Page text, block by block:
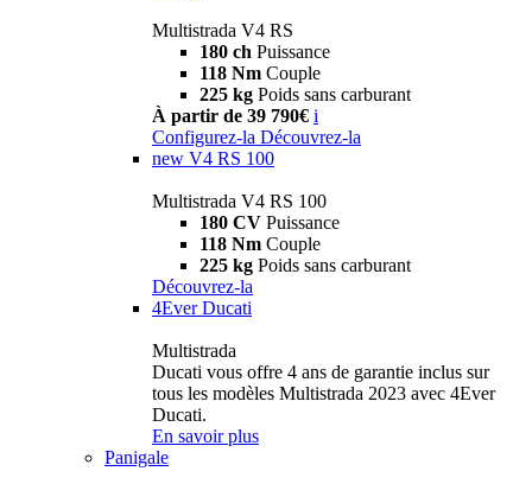
Multistrada V4 RS
180 ch Puissance
118 Nm Couple
225 kg Poids sans carburant
À partir de 39 790€ i
Configurez-la Découvrez-la
new V4 RS 100
Multistrada V4 RS 100
180 CV Puissance
118 Nm Couple
225 kg Poids sans carburant
Découvrez-la
4Ever Ducati
Multistrada
Ducati vous offre 4 ans de garantie inclus sur
tous les modèles Multistrada 2023 avec 4Ever
Ducati.
En savoir plus
Panigale